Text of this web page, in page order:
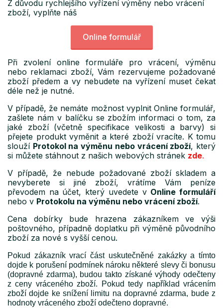
Z důvodu rychlejšího vyřízení výměny nebo vrácení
zboží, vyplňte náš
Online formulář
Při zvolení online formuláře pro vrácení, výměnu
nebo reklamaci zboží, Vám rezervujeme požadované
zboží předem a vy nebudete na vyřízení muset čekat
déle než je nutné.
V případě, že nemáte možnost vyplnit Online formulář,
zašlete nám v balíčku se zbožím informaci o tom, za
jaké zboží (včetně specifikace velikosti a barvy) si
přejete produkt vyměnit a které zboží vracíte. K tomu
slouží Protokol na výměnu nebo vrácení zboží, který
si můžete stáhnout z našich webových stránek zde.
V případě, že nebude požadované zboží skladem a
nevyberete si jiné zboží, vrátíme Vám peníze
převodem na účet, který uvedete v Online formuláří
nebo v Protokolu na výměnu nebo vrácení zboží.
Cena dobírky bude hrazena zákazníkem ve výši
poštovného, případně doplatku při výměně původního
zboží za nové s vyšší cenou.
Pokud zákazník vrací část uskutečněné zakázky a tímto
dojde k porušení podmínek nároku některé slevy či bonusu
(dopravné zdarma), budou takto získané výhody odečteny
z ceny vráceného zboží. Pokud tedy například vrácením
zboží dojde ke snížení limitu na dopravné zdarma, bude z
hodnoty vráceného zboží odečteno dopravné.